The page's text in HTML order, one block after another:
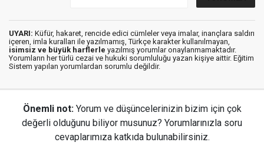
UYARI: Küfür, hakaret, rencide edici cümleler veya imalar, inançlara saldırı
içeren, imla kuralları ile yazılmamış, Türkçe karakter kullanılmayan,
isimsiz ve büyük harflerle yazılmış yorumlar onaylanmamaktadır.
Yorumların her türlü cezai ve hukuki sorumluluğu yazan kişiye aittir. Eğitim
Sistem yapılan yorumlardan sorumlu değildir.
Önemli not: Yorum ve düşüncelerinizin bizim için çok
değerli olduğunu biliyor musunuz? Yorumlarınızla soru
cevaplarımıza katkıda bulunabilirsiniz.